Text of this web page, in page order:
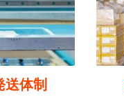
送体制